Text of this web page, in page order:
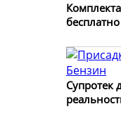
бесплатно
Супротек